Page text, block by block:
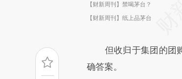
【财新周刊】禁喝茅台？
【财新周刊】纸上品茅台
但收归于集团的团购
确答案。